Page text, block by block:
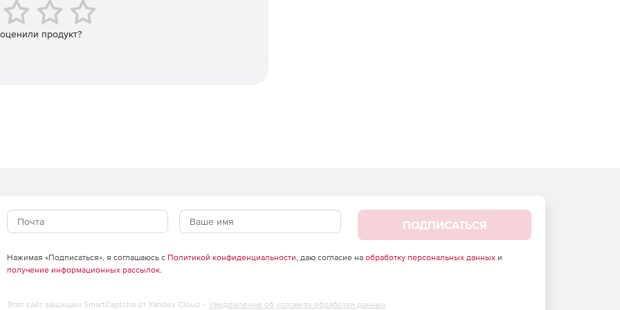
продукт?
ПОДПИСАТЬСЯ
Нажимая «Подписаться», я соглашаюсь с Политикой конфиденциальности, даю согласие на обработку персональных данныхи
получение информационных рассылок.
Этот сайт защищен SmartCaptcha от Yandex Cloud - Уведомление об условиях обработки данных